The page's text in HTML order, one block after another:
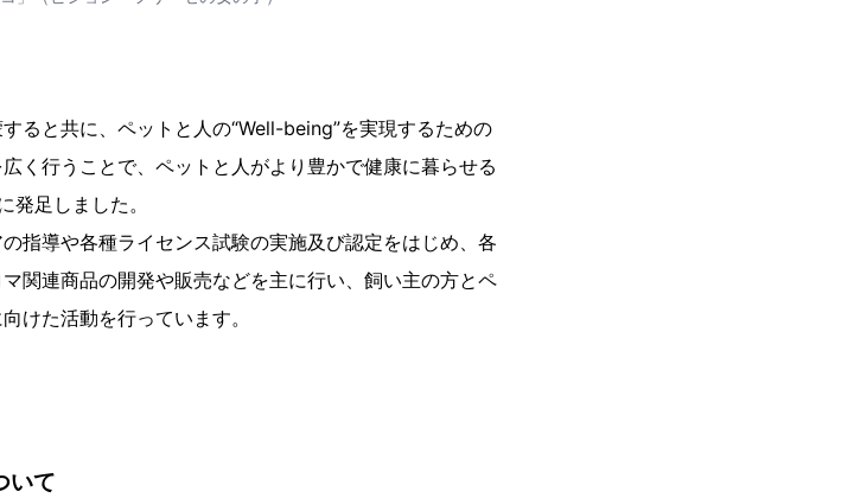
ると共に、ペットと人の“Well-being”を実現するための
く行うことで、ペットと人がより豊かで健康に暮らせる
発足しました。
指導や各種ライセンス試験の実施及び認定をはじめ、各
関連商品の開発や販売などを主に行い、飼い主の方とペ
けた活動を行っています。
いて